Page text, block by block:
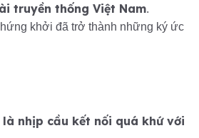
truyền thống Việt Nam.
khởi đã trở thành những ký ức
nhịp cầu kết nối quá khứ với